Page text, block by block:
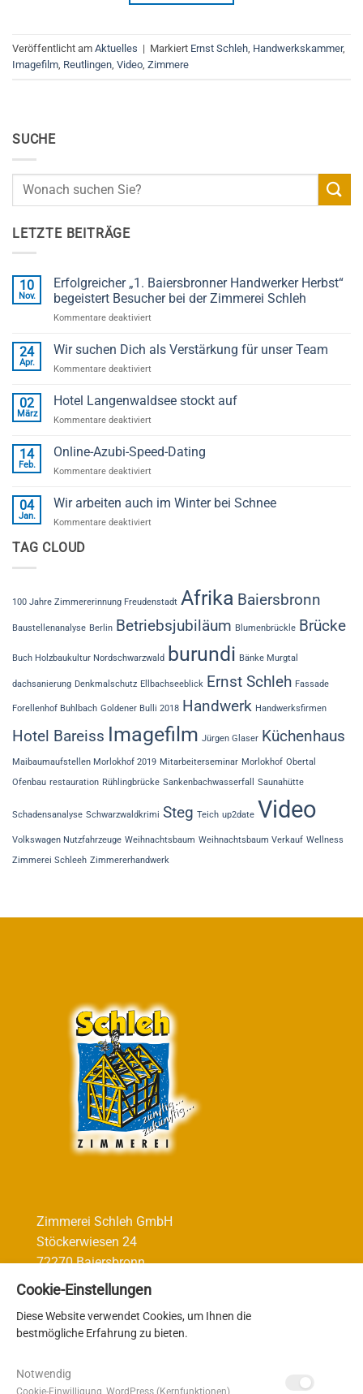
Veröffentlicht am Aktuelles | Markiert Ernst Schleh Handwerkskammer,
Imagefilm Reutlingen Video Zimmere
SUCHE
LETZTE BEITRÄGE
10
Nov.
Erfolgreicher „1. Baiersbronner Handwerker Herbst“
begeistert Besucher bei der Zimmerei Schleh
Kommentare deaktiviert
„1.
Handwerker
begeistert
Zimmerei
24
Apr.
Wir suchen Dich als Verstärkung für unser Team
Kommentare deaktiviert
suchen
als
für
02
März
Hotel Langenwaldsee stockt auf
Kommentare deaktiviert
Langenwaldsee
auf
14
Feb.
Online-Azubi-Speed-Dating
Kommentare deaktiviert
Azubi-
Dating
04
Jan.
Wir arbeiten auch im Winter bei Schnee
Kommentare deaktiviert
bei
Schnee
TAG CLOUD
100 Jahre Zimmererinnung Freudenstadt Afrika Baiersbronn
Baustellenanalyse Berlin Betriebsjubiläum Blumenbrückle Brücke
Buch Holzbaukultur Nordschwarzwald burundi Bänke Murgtal
dachsanierung Denkmalschutz Ellbachseeblick Ernst Schleh Fassade
Forellenhof Buhlbach Goldener Bulli 2018 Handwerk Handwerksfirmen
Hotel Bareiss Imagefilm Jürgen Glaser Küchenhaus
Maibaumaufstellen Morlokhof 2019 Mitarbeiterseminar Morlokhof Obertal
Ofenbau restauration Rühlingbrücke Sankenbachwasserfall Saunahütte
Schadensanalyse Schwarzwaldkrimi Steg Teich up2date Video
Volkswagen Nutzfahrzeuge Weihnachtsbaum Weihnachtsbaum Verkauf Wellness
Zimmerei Schleeh Zimmererhandwerk
Zimmerei Schleh GmbH
Stöckerwiesen 24
72270 Baiersbronn
Telefon07442 12 34 060
E-Mail:
Cookie-Einstellungen
Diese Website verwendet Cookies, um Ihnen die
bestmögliche Erfahrung zu bieten.
Notwendig
Cookie-Einwilligung, WordPress (Kernfunktionen)